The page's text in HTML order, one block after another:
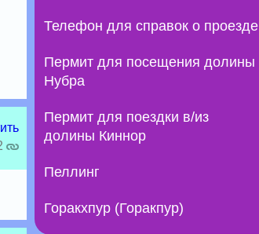
Телефон для справок о проезде
Пермит для посещения долины
Нубра
Пермит для поездки в/из
долины Киннор
Пеллинг
Горакхпур (Горакпур)